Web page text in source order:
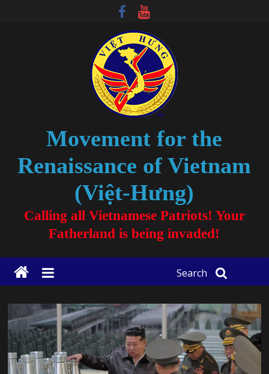
Movement for the
Renaissance of Vietnam
(Việt-Hưng)
Calling all Vietnamese Patriots! Your
Fatherland is being invaded!
Search